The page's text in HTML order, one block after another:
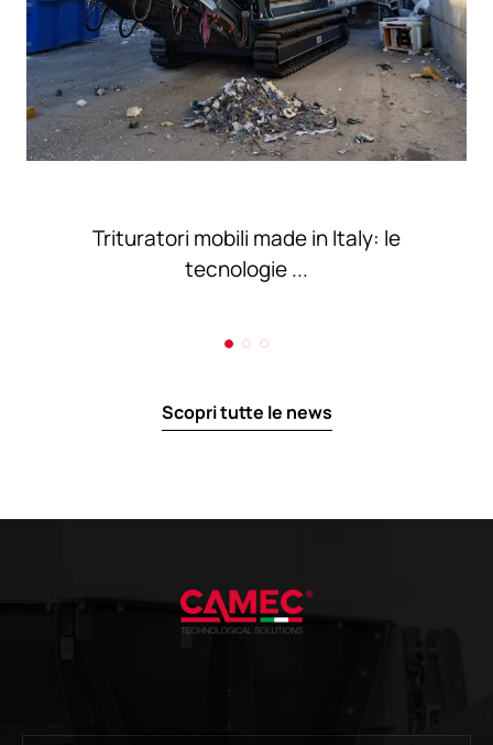
Trituratori mobili made in Italy: le
tecnologie ...
Scopri tutte le news